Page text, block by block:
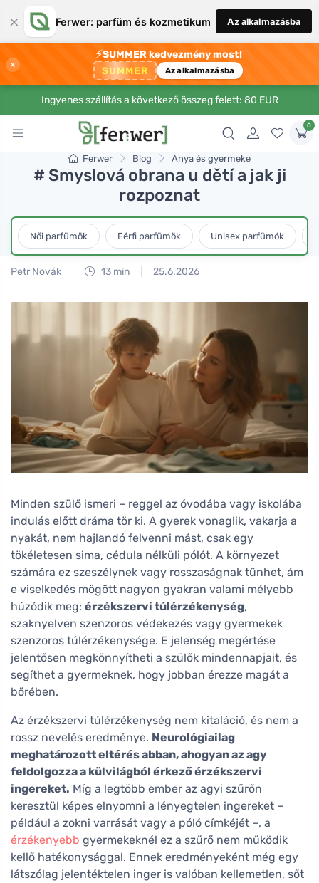
× Ferwer: parfüm és kozmetikum Az alkalmazásba
×
⚡SUMMER kedvezmény most!
SUMMER Az alkalmazásba
Ingyenes szállítás a következő összeg felett: 80 EUR
0
Ferwer Blog Anya és gyermeke
# Smyslová obrana u dětí a jak ji
rozpoznat
Női parfümök Férfi parfümök Unisex parfümök
Petr Novák 13 min 25.6.2026
Minden szülő ismeri – reggel az óvodába vagy iskolába
indulás előtt dráma tör ki. A gyerek vonaglik, vakarja a
nyakát, nem hajlandó felvenni mást, csak egy
tökéletesen sima, cédula nélküli pólót. A környezet
számára ez szeszélynek vagy rosszaságnak tűnhet, ám
e viselkedés mögött nagyon gyakran valami mélyebb
húzódik meg: érzékszervi túlérzékenység,
szaknyelven szenzoros védekezés vagy gyermekek
szenzoros túlérzékenysége. E jelenség megértése
jelentősen megkönnyítheti a szülők mindennapjait, és
segíthet a gyermeknek, hogy jobban érezze magát a
bőrében.
Az érzékszervi túlérzékenység nem kitaláció, és nem a
rossz nevelés eredménye. Neurológiailag
meghatározott eltérés abban, ahogyan az agy
feldolgozza a külvilágból érkező érzékszervi
ingereket. Míg a legtöbb ember az agyi szűrőn
keresztül képes elnyomni a lényegtelen ingereket –
például a zokni varrását vagy a póló címkéjét –, a
érzékenyebb gyermekeknél ez a szűrő nem működik
kellő hatékonysággal. Ennek eredményeként még egy
látszólag jelentéktelen inger is valóban kellemetlen, sőt